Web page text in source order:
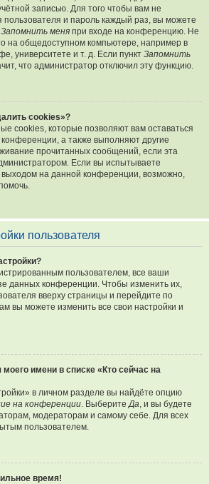
записью. Для того чтобы вам не
пользователя и пароль каждый раз, вы можете
Запомнить меня при входе на конференцию. Не
на общедоступном компьютере, например в
университете и т. д. Если пункт Запомнить
что администратор отключил эту функцию.
cookies»?
cookies, которые позволяют вам оставаться
а также выполняют другие
прочитанных сообщений, если эта
Если вы испытываете
выходом на данной конференции, возможно,
пользователя
пользователем, все ваши
данных конференции. Чтобы изменить их,
вверху страницы и перейдите по
вы можете изменить все свои настройки и
моего имени в списке «Кто сейчас на
в личном разделе вы найдёте опцию
на конференции. ВыберитеДа, и вы будете
модераторам и самому себе. Для всех
пользователем.
время!